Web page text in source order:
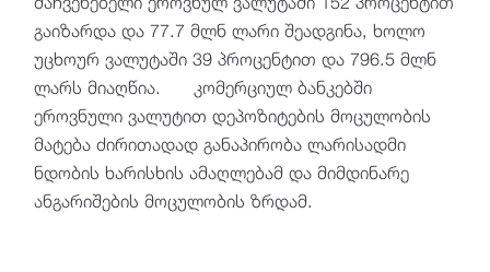
გაიზარდა და 77.7 მლნ ლარი შეადგინა, ხოლო
უცხოურ ვალუტაში 39 პროცენტით და 796.5 მლნ
ლარს მიაღწია. კომერციულ ბანკებში
ეროვნული ვალუტით დეპოზიტების მოცულობის
მატება ძირითადად განაპირობა ლარისადმი
ნდობის ხარისხის ამაღლებამ და მიმდინარე
ანგარიშების მოცულობის ზრდამ.